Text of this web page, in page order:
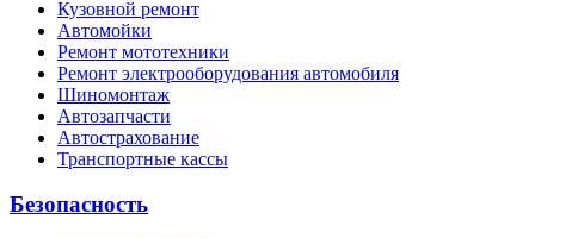
Кузовной ремонт
Автомойки
Ремонт мототехники
Ремонт электрооборудования автомобиля
Шиномонтаж
Автозапчасти
Автострахование
Транспортные кассы
Безопасность